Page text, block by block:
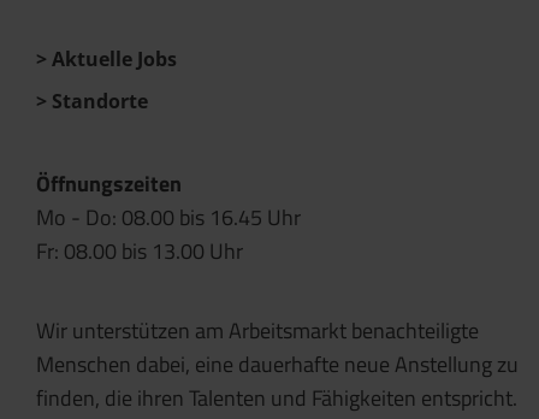
Aktuelle Jobs
Standorte
Öffnungszeiten
Mo - Do: 08.00 bis 16.45 Uhr
Fr: 08.00 bis 13.00 Uhr
Wir unterstützen am Arbeitsmarkt benachteiligte
Menschen dabei, eine dauerhafte neue Anstellung zu
finden, die ihren Talenten und Fähigkeiten entspricht.